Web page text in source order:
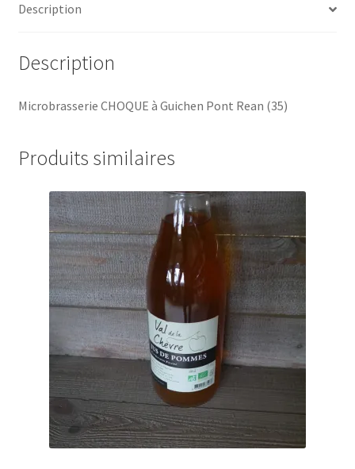
Description
Description
Microbrasserie CHOQUE à Guichen Pont Rean (35)
Produits similaires